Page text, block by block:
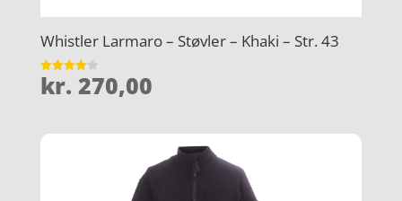
Whistler Larmaro – Støvler – Khaki – Str. 43
Vurderet
4.1
kr. 270,00